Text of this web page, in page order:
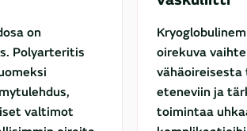
on
Polyarteritis
valtimot
oirekuva
eteneviin ja
toimintaa